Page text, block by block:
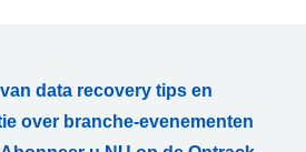
data recovery tips en
over branche-evenementen